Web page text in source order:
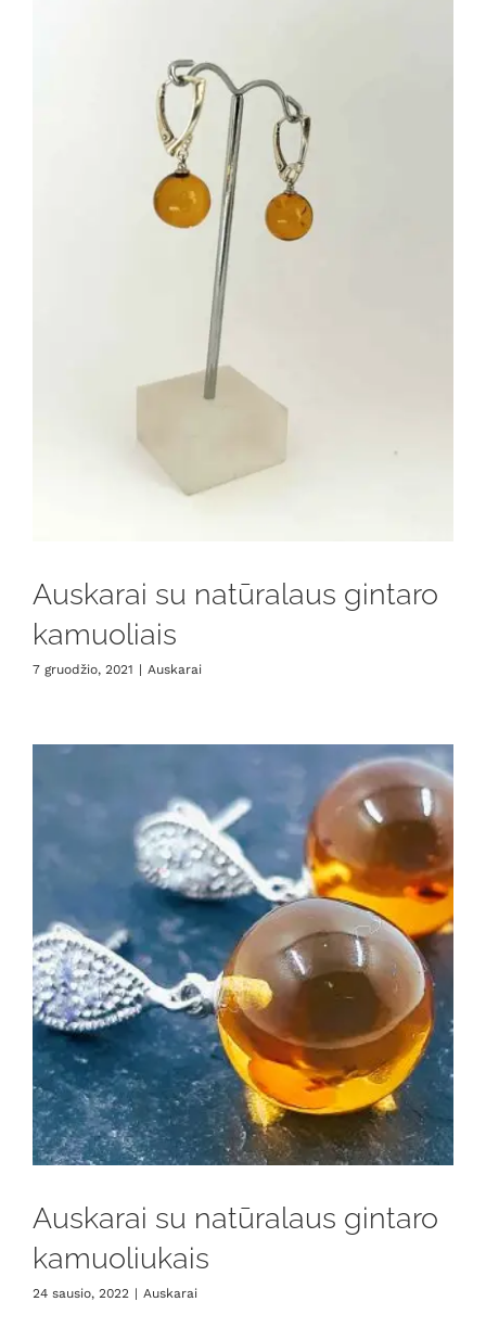
Auskarai su natūralaus gintaro
kamuoliais
7 gruodžio, 2021 | Auskarai
Auskarai su natūralaus gintaro
kamuoliukais
24 sausio, 2022 | Auskarai